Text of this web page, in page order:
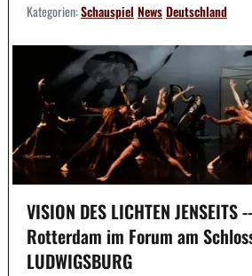
Kategorien:Schauspiel NewsDeutschland
VISION DES LICHTEN
Rotterdam im Forum am
LUDWIGSBURG